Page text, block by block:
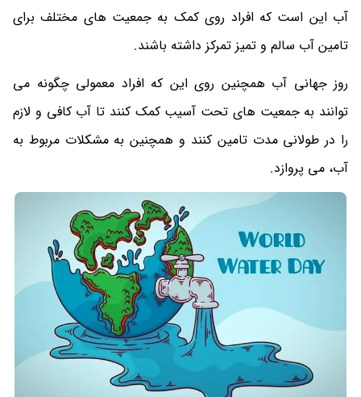
آب این است که افراد روی کمک به جمعیت های مختلف برای
تامین آب سالم و تمیز تمرکز داشته باشند.
روز جهانی آب همچنین روی این که افراد معمولی چگونه می
توانند به جمعیت های تحت آسیب کمک کنند تا آب کافی و لازم
را در طولانی مدت تامین کنند و همچنین به مشکلات مربوط به
آب، می پروازد.